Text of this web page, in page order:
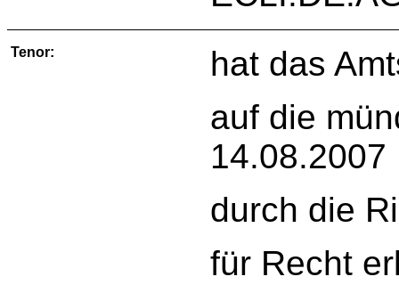
Tenor:
hat das
auf die
14.08.2007
durch die
für Recht